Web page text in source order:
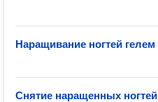
Наращивание ногтей гелем
Снятие наращенных ногтей